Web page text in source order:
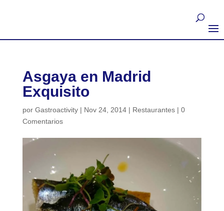
Asgaya en Madrid
Exquisito
por Gastroactivity| Nov 24, 2014| Restaurantes| 0
Comentarios